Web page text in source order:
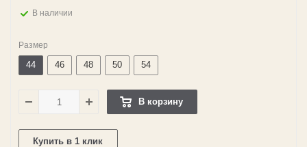
В наличии
Размер
44 46 48 50 54
В корзину
Купить в 1 клик